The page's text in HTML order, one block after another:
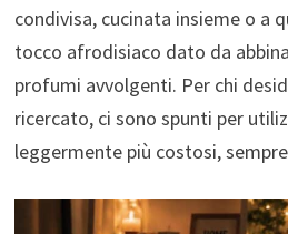
condivisa, cucinata insieme o a
tocco afrodisiaco dato da
profumi avvolgenti. Per chi
ricercato, ci sono spunti per
leggermente più costosi,